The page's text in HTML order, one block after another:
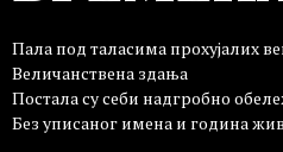
Пала под таласима прохујалих
Величанствена здања
Постала су себи надгробно
Без уписаног имена и година